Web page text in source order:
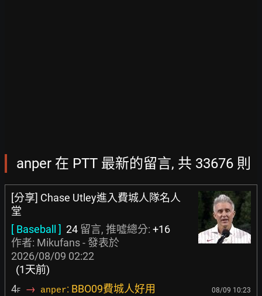
anper 在 PTT 最新的留言, 共 33676 則
[分享] Chase Utley進入費城人隊名人
堂
[ Baseball ] 24 留言, 推噓總分: +16
作者: Mikufans- 發表於
2026/08/09 02:22
(1天前)
4F → anper: BBO09費城人好用 08/09 10:23